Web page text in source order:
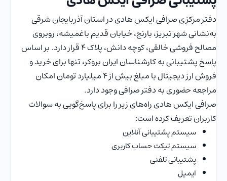
دفتر مرکزی صرافی ایکس هادی در استان آذربایجان شرقی
به‌نشانی شهر تبریز، بارنج، خیابان قدیم باغمیشه، روبروی
مصالح فروشی خالقی، کوچه دانش، پلاک 4 قرار دارد. بر اساس
پاسخ پشتیبانی به کارشناسان ایران بروکر، تنها برای خرید و
فروش ارز دیجیتال با مبلغ بیش از 4 میلیارد تومان امکان
مراجعه حضوری به دفتر صرافی وجود دارد.
صرافی ایکس هادی راه‌های زیر را برای پاسخ‌گویی به سوالات
کاربران تعریف کرده است:
سیستم پشتیبانی آنلاین
سیستم تیکت حساب کاربری
پشتیبانی تلفنی
ایمیل